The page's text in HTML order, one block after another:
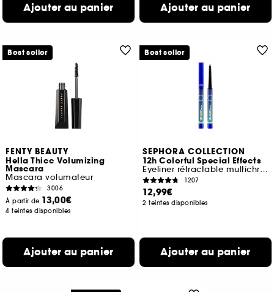
Ajouter au panier Ajouter au panier
FENTY BEAUTY
Hella Thicc Volumizing
Mascara
Mascara volumateur
3006
À partir de 13,00€
4 teintes disponibles
Ajouter au panier
Best seller
SEPHORA COLLECTION
12h Colorful Special Effects
Eyeliner rétractable multichrome
1207
12,99€
2 teintes disponibles
Ajouter au panier
Best seller